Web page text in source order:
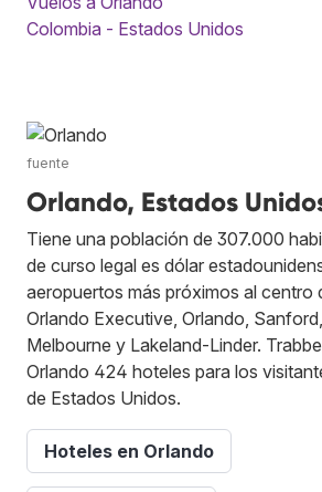
Colombia - Estados Unidos
fuente
Orlando, Estados
Tiene una población de 307.000
de curso legal es dólar
aeropuertos más próximos al centro
Orlando Executive, Orlando,
Melbourne y Lakeland-Linder.
Orlando 424 hoteles para los
de Estados Unidos.
Hoteles en Orlando